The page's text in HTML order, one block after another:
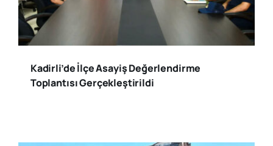
Kadirli’de İlçe Asayiş Değerlendirme
Toplantısı Gerçekleştirildi